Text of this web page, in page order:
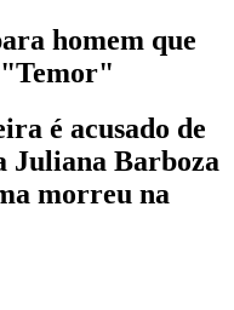
homem que
"Temor"
é acusado de
Juliana Barboza
morreu na